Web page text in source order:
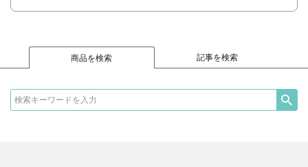
商品を検索 記事を検索